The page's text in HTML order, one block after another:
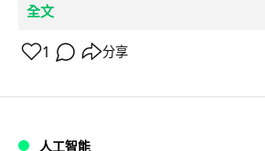
全文
1 分享
人工智能